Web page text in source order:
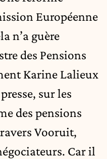
Européenne
n’a guère
des Pensions
Karine Lalieux
sur les
des pensions
Vooruit,
Car il